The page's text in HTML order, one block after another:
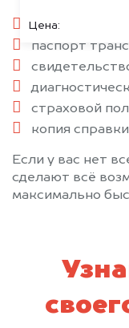
Цена:
паспорт
паспорт
страховой
копия
Если у вас нет
сделают всё
максимально